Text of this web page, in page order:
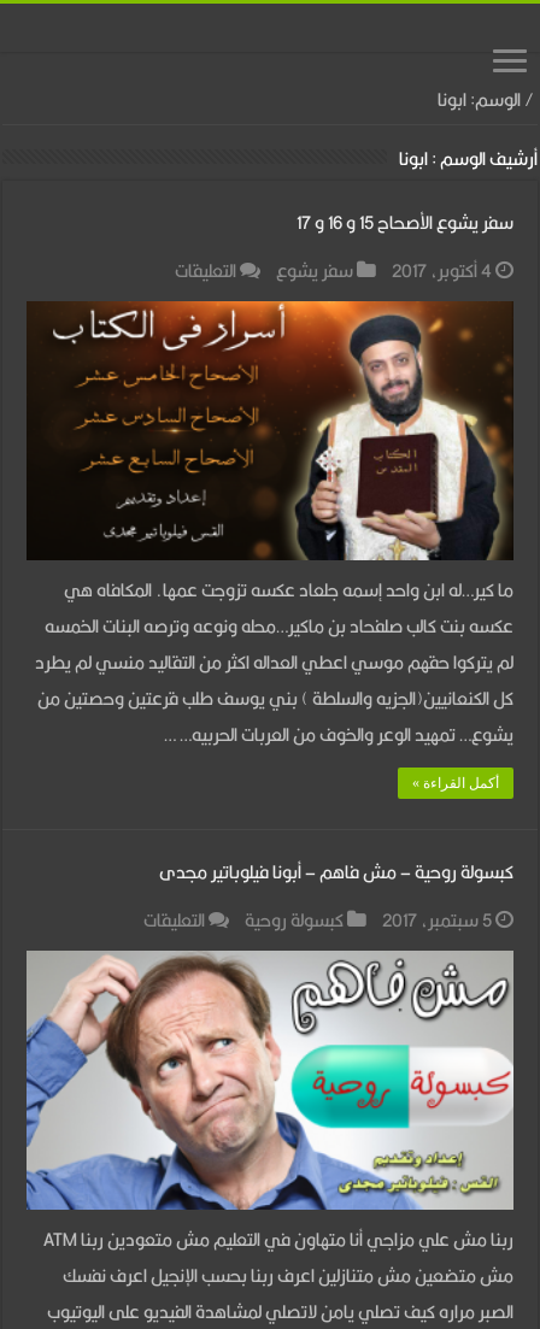
/الوسم:ابونا
أرشيف الوسم :ابونا
سفر يشوع الأصحاح 15 و 16 و 17
4 أكتوبر، 2017
سفر يشوع التعليقات
سفر
يشوع
الأصحاح
15
و
16
و
17
مغلقة
ما كير…له ابن واحد إسمه جلعاد عكسه تزوجت عمها. المكافاه هي
عكسه بنت كالب صلفحاد بن ماكير…محله ونوعه وترصه البنات الخمسه
لم يتركوا حقهم موسي اعطي العداله اكثر من التقاليد منسي لم يطرد
كل الكنعانيين(الجزيه والسلطة ) بني يوسف طلب قرعتين وحصتين من
يشوع… تمهيد الوعر والخوف من العربات الحربيه… …
أكمل القراءة »
كبسولة روحية – مش فاهم – أبونا فيلوباتير مجدى
5 سبتمبر، 2017
كبسولة روحية التعليقات
كبسولة
روحية
–
مش
فاهم
أبونا
فيلوباتير
مجدى
مغلقة
ربنا مش علي مزاجي أنا متهاون في التعليم مش متعودين ربنا ATM
مش متضعين مش متنازلين اعرف ربنا بحسب الإنجيل اعرف نفسك
الصبر مراره كيف تصلي يامن لاتصلي لمشاهدة الفيديو على اليوتيوب